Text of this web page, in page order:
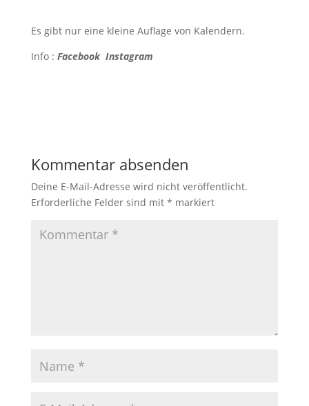
Es gibt nur eine kleine Auflage von Kalendern.
Info : Facebook Instagram
Kommentar absenden
Deine E-Mail-Adresse wird nicht veröffentlicht.
Erforderliche Felder sind mit * markiert